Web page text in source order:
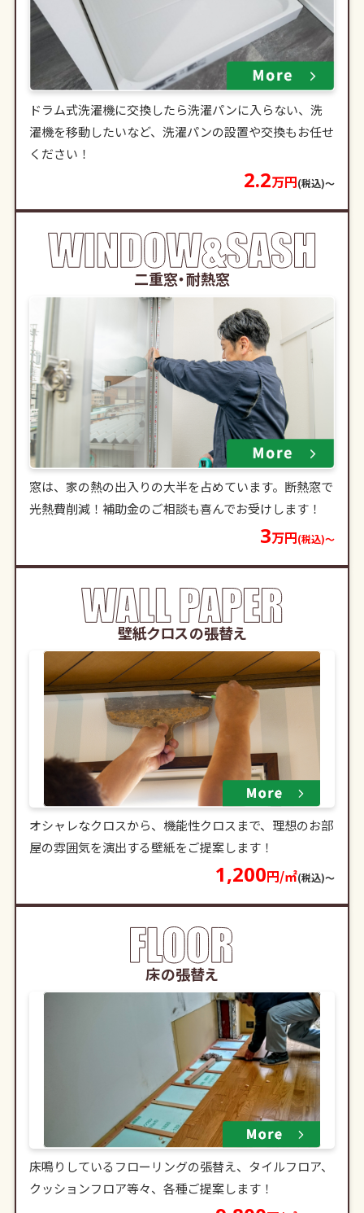
ドラム式洗濯機に交換したら洗濯パンに入らない、洗
濯機を移動したいなど、洗濯パンの設置や交換もお任せ
ください！
2.2万円(税込)〜
二重窓・耐熱窓
窓は、家の熱の出入りの大半を占めています。断熱窓で
光熱費削減！補助金のご相談も喜んでお受けします！
3万円(税込)〜
壁紙クロスの張替え
オシャレなクロスから、機能性クロスまで、理想のお部
屋の雰囲気を演出する壁紙をご提案します！
1,200円/㎡(税込)〜
床の張替え
床鳴りしているフローリングの張替え、タイルフロア、
クッションフロア等々、各種ご提案します！